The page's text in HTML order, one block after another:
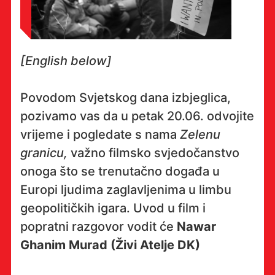
[English below]
Povodom Svjetskog dana izbjeglica,
pozivamo vas da u petak 20.06. odvojite
vrijeme i pogledate s nama Zelenu
granicu, važno filmsko svjedočanstvo
onoga što se trenutačno događa u
Europi ljudima zaglavljenima u limbu
geopolitičkih igara. Uvod u film i
popratni razgovor vodit će Nawar
Ghanim Murad (Živi Atelje DK)